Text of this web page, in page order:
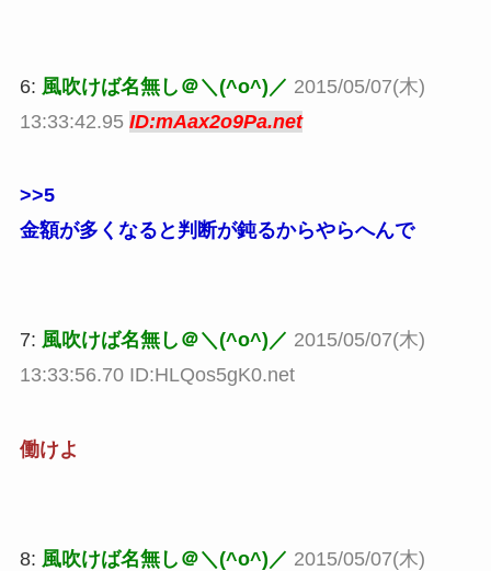
6: 風吹けば名無し＠＼(^o^)／ 2015/05/07(木)
13:33:42.95 ID:mAax2o9Pa.net
>>5
金額が多くなると判断が鈍るからやらへんで
7: 風吹けば名無し＠＼(^o^)／ 2015/05/07(木)
13:33:56.70 ID:HLQos5gK0.net
働けよ
8: 風吹けば名無し＠＼(^o^)／ 2015/05/07(木)